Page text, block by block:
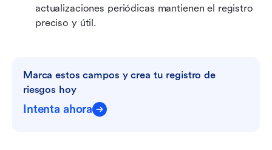
actualizaciones periódicas mantienen el registro
preciso y útil.
Marca estos campos y crea tu registro de
riesgos hoy
Intenta ahora